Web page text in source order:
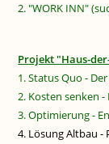
2. "WORK INN"
Projekt "Haus-
1. Status Quo -
2. Kosten senken
3. Optimierung -
4. Lösung Altbau